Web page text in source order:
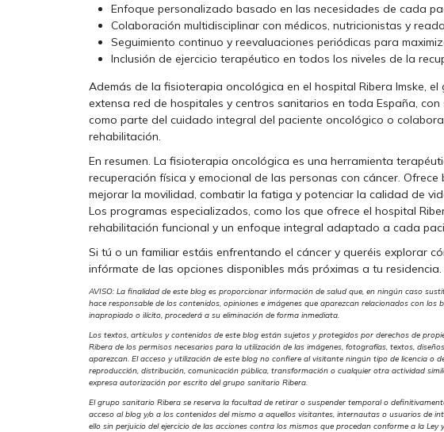
Enfoque personalizado basado en las necesidades de cada
Colaboración multidisciplinar con médicos, nutricionistas y
Seguimiento continuo y reevaluaciones periódicas para
Inclusión de ejercicio terapéutico en todos los niveles de la
Además de la fisioterapia oncológica en el hospital Ribera Imske,
extensa red de hospitales y centros sanitarios en toda España,
como parte del cuidado integral del paciente oncológico o
rehabilitación.
En resumen. La fisioterapia oncológica es una herramienta
recuperación física y emocional de las personas con cáncer.
mejorar la movilidad, combatir la fatiga y potenciar la calidad de
Los programas especializados, como los que ofrece el hospital
rehabilitación funcional y un enfoque integral adaptado a cada
Si tú o un familiar estáis enfrentando el cáncer y queréis explorar
infórmate de las opciones disponibles más próximas a tu residencia.
AVISO: La finalidad de este blog es proporcionar información de salud que, en ningún caso
hace responsable de los contenidos, opiniones e imágenes que aparezcan relacionados con
inapropiado o ilícito, procederá a su eliminación de forma inmediata.
Los textos, artículos y contenidos de este blog están sujetos y protegidos por derechos de
Ribera de los permisos necesarios para la utilización de las imágenes, fotografías, textos,
aparezcan. El acceso y utilización de este blog no confiere al visitante ningún tipo de licencia o
reproducción, distribución, comunicación pública, transformación o cualquier otra actividad
expresa autorización por escrito del grupo sanitario Ribera.
El grupo sanitario Ribera se reserva la facultad de retirar o suspender temporal o
acceso al blog y/o a los contenidos del mismo a aquellos visitantes, internautas o usuarios de
ello sin perjuicio del ejercicio de las acciones contra los mismos que procedan conforme a la Ley